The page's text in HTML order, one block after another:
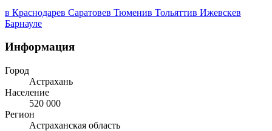
в Краснодарев Саратовев Тюменив Тольяттив Ижевскев
Барнауле
Информация
Город
Астрахань
Население
520 000
Регион
Астраханская область